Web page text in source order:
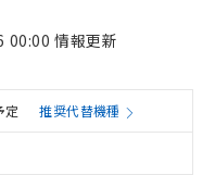
00:00 情報更新
定 推奨代替機種